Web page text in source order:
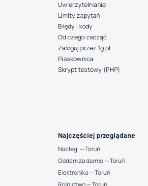
Uwierzytelnianie
Limity zapytań
Błędy i kody
Od czego zacząć
Zaloguj przez 1g.pl
Piaskownica
Skrypt testowy (PHP)
Najczęściej przeglądane
Noclegi — Toruń
Oddam za darmo — Toruń
Elektronika — Toruń
Rolnictwo — Toruń